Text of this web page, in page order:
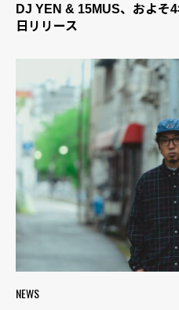
DJ YEN & 15MUS、およそ
日リリース
NEWS